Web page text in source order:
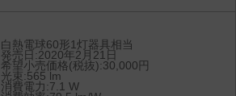
白熱電球60形1灯器具相当
発売日:2020年2月21日
希望小売価格(税抜):30,000円
光束:565 lm
消費電力:7.1 W